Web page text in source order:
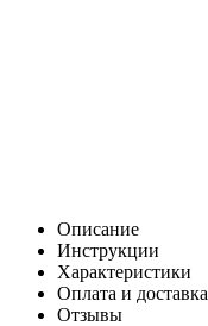
Описание
Инструкции
Характеристики
Оплата и доставка
Отзывы